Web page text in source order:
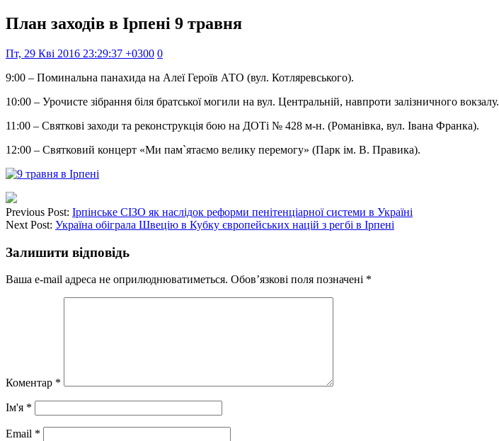
План заходів в Ірпені 9 травня
Пт, 29 Кві 2016 23:29:37 +0300 0
9:00 – Поминальна панахида на Алеї Героїв АТО (вул. Котляревського).
10:00 – Урочисте зібрання біля братської могили на вул. Центральній, навпроти залізничного вокзалу.
11:00 – Святкові заходи та реконструкція бою на ДОТі № 428 м-н. (Романівка, вул. Івана Франка).
12:00 – Святковий концерт «Ми пам`ятаємо велику перемогу» (Парк ім. В. Правика).
Previous Post: Ірпінське СІЗО як наслідок реформи пенітенціарної системи в Україні
Next Post: Україна обіграла Швецію в Кубку європейських націй з регбі в Ірпені
Залишити відповідь
Ваша e-mail адреса не оприлюднюватиметься. Обов’язкові поля позначені *
Коментар *
Ім'я *
Email *